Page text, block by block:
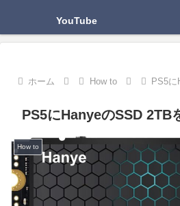
YouTube
ホーム How to PS5に
PS5にHanyeのSSD 2TB
How to